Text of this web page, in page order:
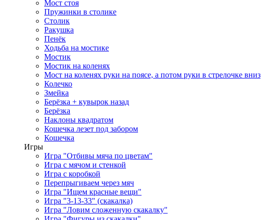
Мост стоя
Пружинки в столике
Столик
Ракушка
Пенёк
Ходьба на мостике
Мостик
Мостик на коленях
Мост на коленях руки на поясе, а потом руки в стрелочке вниз
Колечко
Змейка
Берёзка + кувырок назад
Берёзка
Наклоны квадратом
Кошечка лезет под забором
Кошечка
Игры
Игра "Отбивы мяча по цветам"
Игра с мячом и стенкой
Игра с коробкой
Перепрыгиваем через мяч
Игра "Ищем красные вещи"
Игра "3-13-33" (скакалка)
Игра "Ловим сложенную скакалку"